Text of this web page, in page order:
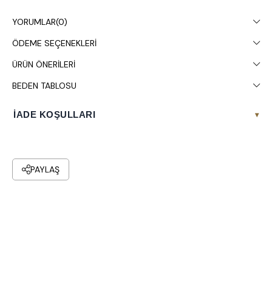
YORUMLAR(0)
ÖDEME SEÇENEKLERI
ÜRÜN ÖNERILERI
BEDEN TABLOSU
İADE KOŞULLARI ▾
PAYLAŞ